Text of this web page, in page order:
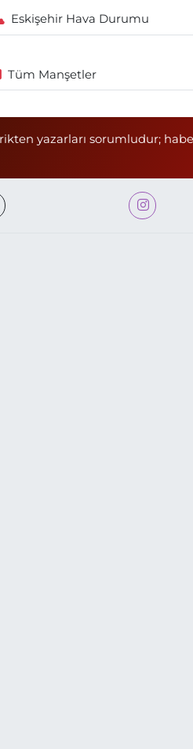
Eskişehir Hava Durumu
Tüm Manşetler
yazarları sorumludur;